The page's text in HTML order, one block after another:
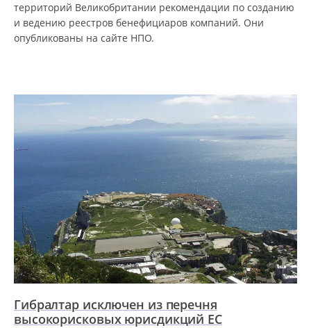
территорий Великобритании рекомендации по созданию
и ведению реестров бенефициаров компаний. Они
опубликованы на сайте НПО.
Гибралтар исключен из перечня
высокорисковых юрисдикций ЕС